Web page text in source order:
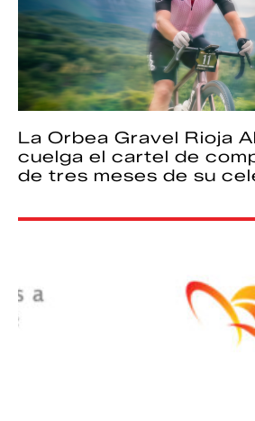
La Orbea Gravel Rioja
cuelga el cartel de
de tres meses de su